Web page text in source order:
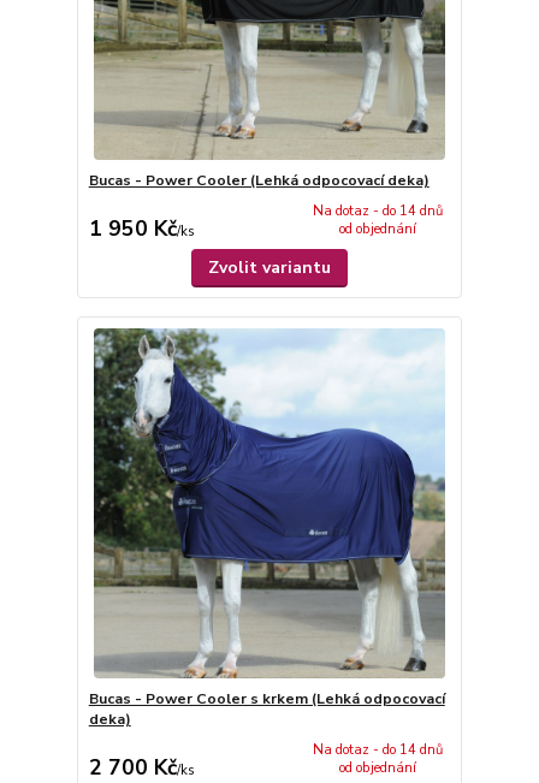
Bucas - Power Cooler (Lehká odpocovací deka)
1 950 Kč/ks
Na dotaz - do 14 dnů
od objednání
Zvolit variantu
Bucas - Power Cooler s krkem (Lehká odpocovací
deka)
2 700 Kč/ks
Na dotaz - do 14 dnů
od objednání